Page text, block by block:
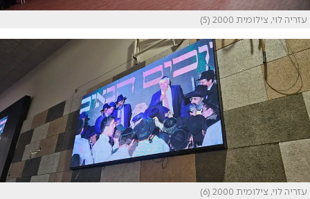
עזריה לוי, צילומית 2000 (5)
עזריה לוי, צילומית 2000 (6)